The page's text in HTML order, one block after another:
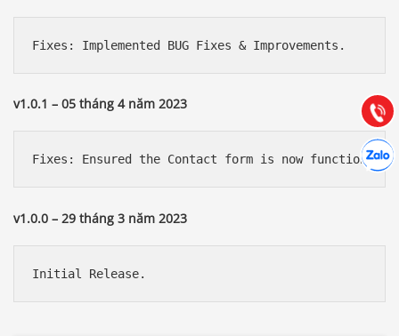
v1.0.1 – 05 tháng 4 năm 2023
v1.0.0 – 29 tháng 3 năm 2023
Gọi
Hướng dẫn & Hỗ trợ:
(028) 22.166.144
Chát